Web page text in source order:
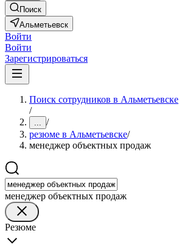
Поиск
Альметьевск
Войти
Войти
Зарегистрироваться
Поиск сотрудников в Альметьевске
/
... /
резюме в Альметьевске/
менеджер объектных продаж
менеджер объектных продаж
Резюме